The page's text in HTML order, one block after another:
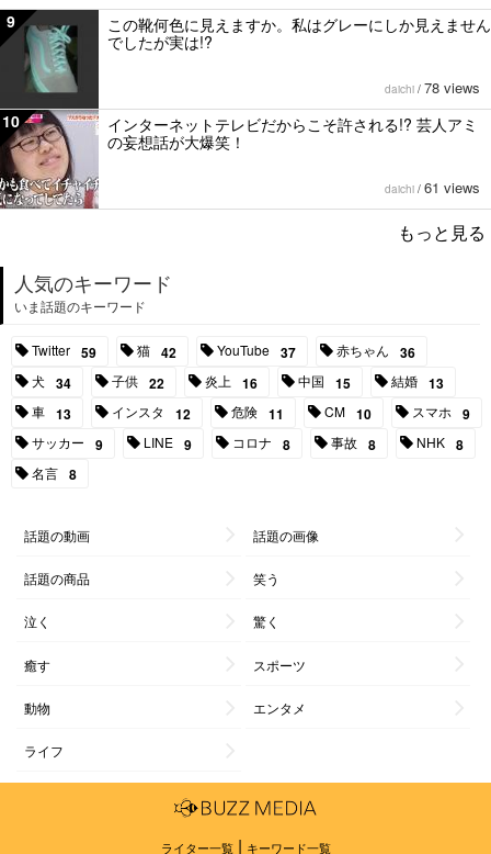
9
この靴何色に見えますか。私はグレーにしか見えません
でしたが実は!?
daichi / 78 views
10
インターネットテレビだからこそ許される!? 芸人アミ
の妄想話が大爆笑！
daichi / 61 views
もっと見る
人気のキーワード
いま話題のキーワード
Twitter 59 猫 42 YouTube 37 赤ちゃん 36
犬 34 子供 22 炎上 16 中国 15 結婚 13
車 13 インスタ 12 危険 11 CM 10 スマホ 9
サッカー 9 LINE 9 コロナ 8 事故 8 NHK 8
名言 8
話題の動画 話題の画像
話題の商品 笑う
泣く 驚く
癒す スポーツ
動物 エンタメ
ライフ
ライター一覧| キーワード一覧